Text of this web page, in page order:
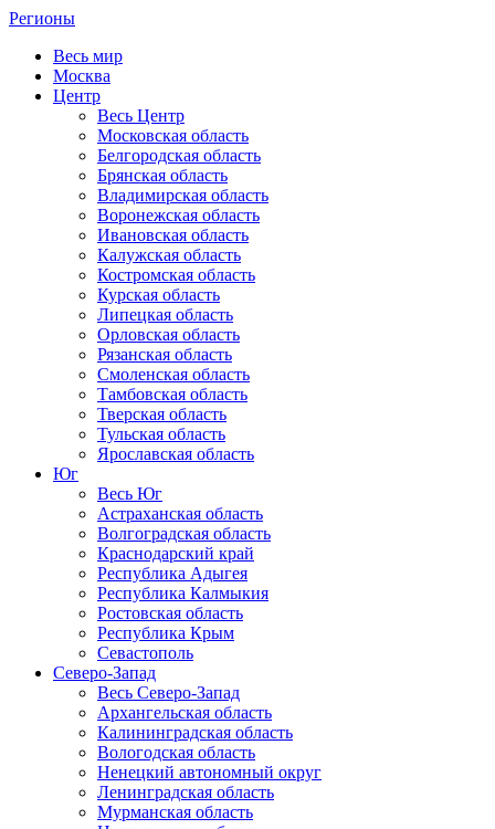
Регионы
Весь мир
Москва
Центр
Весь Центр
Московская область
Белгородская область
Брянская область
Владимирская область
Воронежская область
Ивановская область
Калужская область
Костромская область
Курская область
Липецкая область
Орловская область
Рязанская область
Смоленская область
Тамбовская область
Тверская область
Тульская область
Ярославская область
Юг
Весь Юг
Астраханская область
Волгоградская область
Краснодарский край
Республика Адыгея
Республика Калмыкия
Ростовская область
Республика Крым
Севастополь
Северо-Запад
Весь Северо-Запад
Архангельская область
Калининградская область
Вологодская область
Ненецкий автономный округ
Ленинградская область
Мурманская область